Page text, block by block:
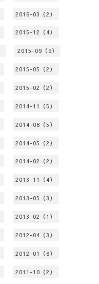
2016-03（2）
2015-12（4）
2015-09（9）
2015-05（2）
2015-02（2）
2014-11（5）
2014-08（5）
2014-05（2）
2014-02（2）
2013-11（4）
2013-05（3）
2013-02（1）
2012-04（3）
2012-01（6）
2011-10（2）